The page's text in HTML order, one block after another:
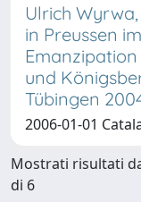
Ulrich
in Preussen
und
Tübingen
2006-01-01
Mostrati risultati
di 6